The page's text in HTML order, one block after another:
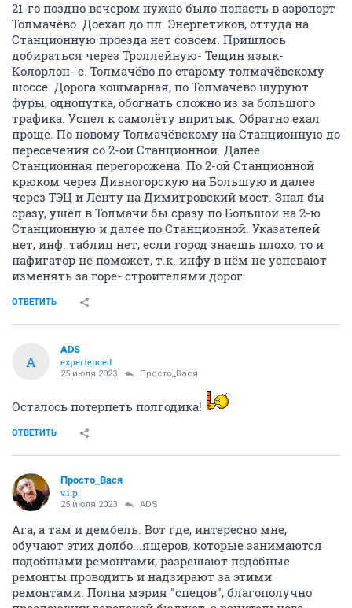
21-го поздно вечером нужно было попасть в аэропорт
Толмачёво. Доехал до пл. Энергетиков, оттуда на
Станционную проезда нет совсем. Пришлось
добираться через Троллейную- Тещин язык-
Колорлон- с. Толмачёво по старому толмачёвскому
шоссе. Дорога кошмарная, по Толмачёво шуруют
фуры, однопутка, обогнать сложно из за большого
трафика. Успел к самолёту впритык. Обратно ехал
проще. По новому Толмачёвскому на Станционную до
пересечения со 2-ой Станционной. Далее
Станционная перегорожена. По 2-ой Станционной
крюком через Дивногорскую на Большую и далее
через ТЭЦ и Ленту на Димитровский мост. Знал бы
сразу, ушёл в Толмачи бы сразу по Большой на 2-ю
Станционную и далее по Станционной. Указателей
нет, инф. таблиц нет, если город знаешь плохо, то и
нафигатор не поможет, т.к. инфу в нём не успевают
изменять за горе- строителями дорог.
ОТВЕТИТЬ
A
ADS
experienced
25 июля 2023 Просто_Вася
Осталось потерпеть полгодика!
ОТВЕТИТЬ
Просто_Вася
v.i.p.
25 июля 2023 ADS
Ага, а там и дембель. Вот где, интересно мне,
обучают этих долбо...ящеров, которые занимаются
подобными ремонтами, разрешают подобные
ремонты проводить и надзирают за этими
ремонтами. Полна мэрия "спецов", благополучно